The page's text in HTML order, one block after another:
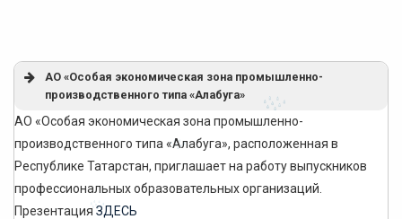
АО «Особая экономическая зона промышленно-
производственного типа «Алабуга»
АО «Особая экономическая зона промышленно-
производственного типа «Алабуга», расположенная в
Республике Татарстан, приглашает на работу выпускников
профессиональных образовательных организаций.
Презентация ЗДЕСЬ